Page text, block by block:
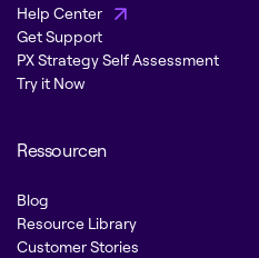
Help Center
Get Support
PX Strategy Self Assessment
Try it Now
Ressourcen
Blog
Resource Library
Customer Stories